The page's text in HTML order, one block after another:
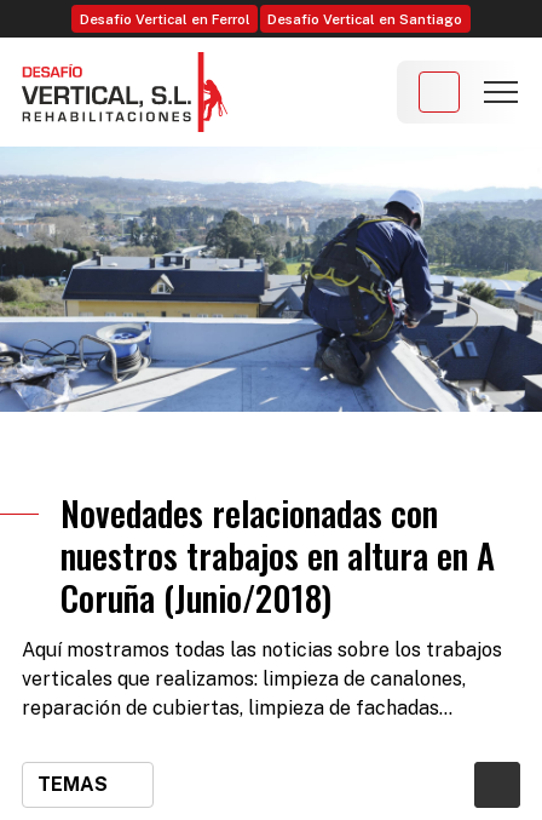
Desafío Vertical en Ferrol Desafío Vertical en Santiago
Novedades relacionadas con
nuestros trabajos en altura en A
Coruña (Junio/2018)
Aquí mostramos todas las noticias sobre los trabajos
verticales que realizamos: limpieza de canalones,
reparación de cubiertas, limpieza de fachadas...
TEMAS